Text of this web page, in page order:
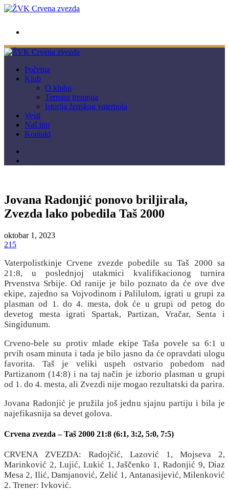
Početna
Klub
O klubu
Termini treninga
Istorija ženskog vaterpola
Vesti
Naš tim
Kontakt
Jovana Radonjić ponovo briljirala,
Zvezda lako pobedila Taš 2000
oktobar 1, 2023
215
Vaterpolistkinje Crvene zvezde pobedile su Taš 2000 sa
21:8, u poslednjoj utakmici kvalifikacionog turnira
Prvenstva Srbije. Od ranije je bilo poznato da će ove dve
ekipe, zajedno sa Vojvodinom i Palilulom, igrati u grupi za
plasman od 1. do 4. mesta, dok će u grupi od petog do
devetog mesta igrati Spartak, Partizan, Vračar, Senta i
Singidunum.
Crveno-bele su protiv mlade ekipe Taša povele sa 6:1 u
prvih osam minuta i tada je bilo jasno da će opravdati ulogu
favorita. Taš je veliki uspeh ostvario pobedom nad
Partizanom (14:8) i na taj način je izborio plasman u grupi
od 1. do 4. mesta, ali Zvezdi nije mogao rezultatski da parira.
Jovana Radonjić je pružila još jednu sjajnu partiju i bila je
najefikasnija sa devet golova.
Crvena zvezda – Taš 2000 21:8 (6:1, 3:2, 5:0, 7:5)
CRVENA ZVEZDA: Radojčić, Lazović 1, Mojseva 2,
Marinković 2, Lujić, Lukić 1, Jaščenko 1, Radonjić 9, Diaz
Mesa 2, Ilić, Damjanović, Zelić 1, Antanasijević, Milenković
2. Trener: Ivković.